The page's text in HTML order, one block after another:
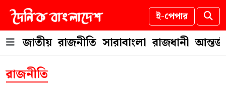
ই-পেপার
জাতীয় রাজনীতি সারাবাংলা রাজধানী
রাজনীতি